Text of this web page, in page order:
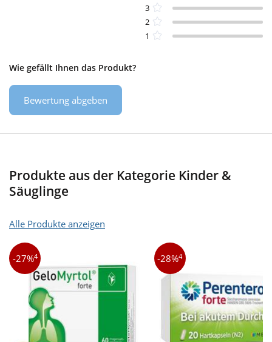
3
2
1
Wie gefällt Ihnen das Produkt?
Bewertung abgeben
Produkte aus der Kategorie Kinder &
Säuglinge
Alle Produkte anzeigen
-27%4 -28%4